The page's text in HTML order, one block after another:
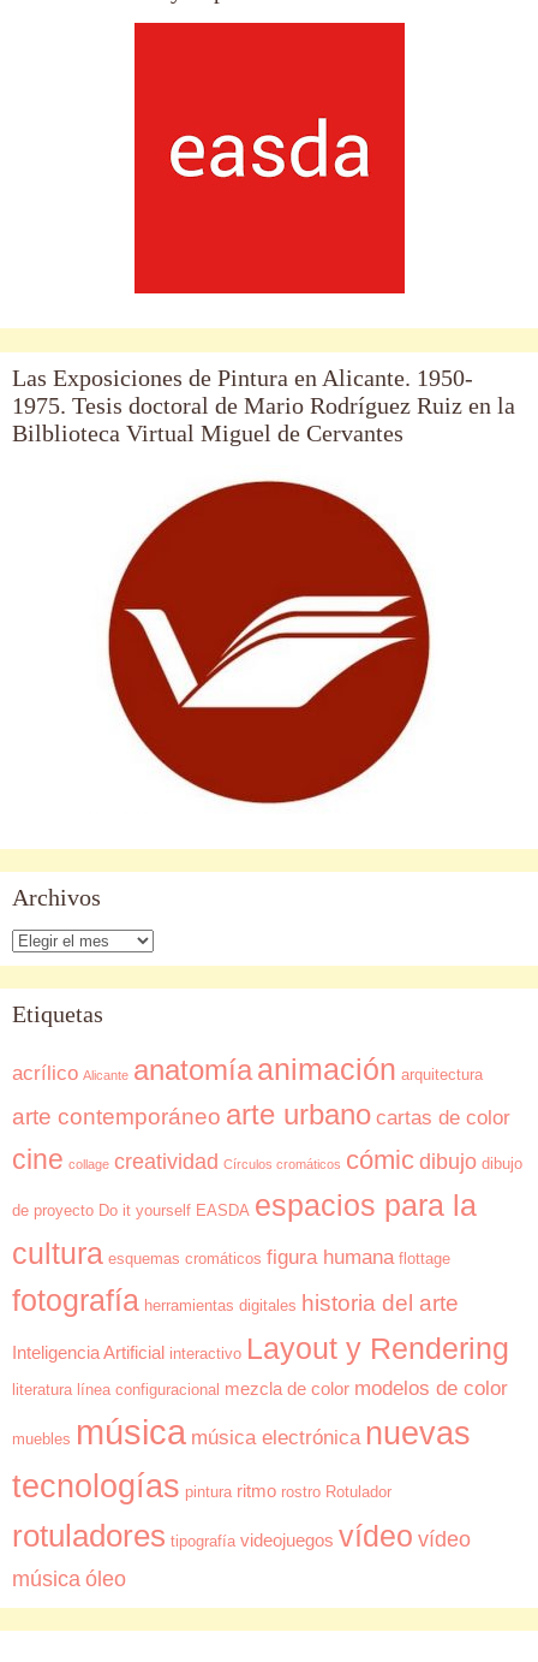
Las Exposiciones de Pintura en Alicante. 1950-
1975. Tesis doctoral de Mario Rodríguez Ruiz en la
Bilblioteca Virtual Miguel de Cervantes
Archivos
Archivos
Etiquetas
acrílico Alicante anatomíaanimación arquitectura
arte contemporáneo arte urbano cartas de color
cine collage creatividad Círculos cromáticos cómicdibujo dibujo
de proyecto Do it yourself EASDA espacios para la
cultura esquemas cromáticos figura humana flottage
fotografía herramientas digitales historia del arte
Inteligencia Artificial interactivo Layout y Rendering
literatura línea configuracional mezcla de color modelos de color
muebles música música electrónica nuevas
tecnologías pintura ritmo rostro Rotulador
rotuladores tipografía videojuegos vídeo vídeo
música óleo